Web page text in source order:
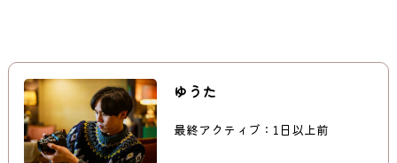
ゆうた
最終アクティブ：1日以上前